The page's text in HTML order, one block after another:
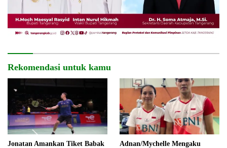
Rekomendasi untuk kamu
Jonatan Amankan Tiket Babak
Adnan/Mychelle Mengaku